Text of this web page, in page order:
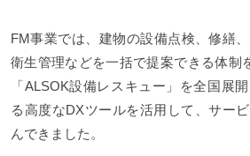
FM事業では、建物の設備点検、修繕
衛生管理などを一括で提案できる体制
「ALSOK設備レスキュー」を全国展
る高度なDXツールを活用して、サー
んできました。